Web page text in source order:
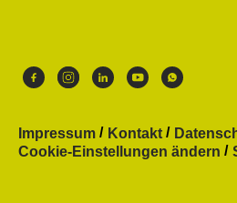
Impressum Kontakt
Cookie-Einstellungen ändern